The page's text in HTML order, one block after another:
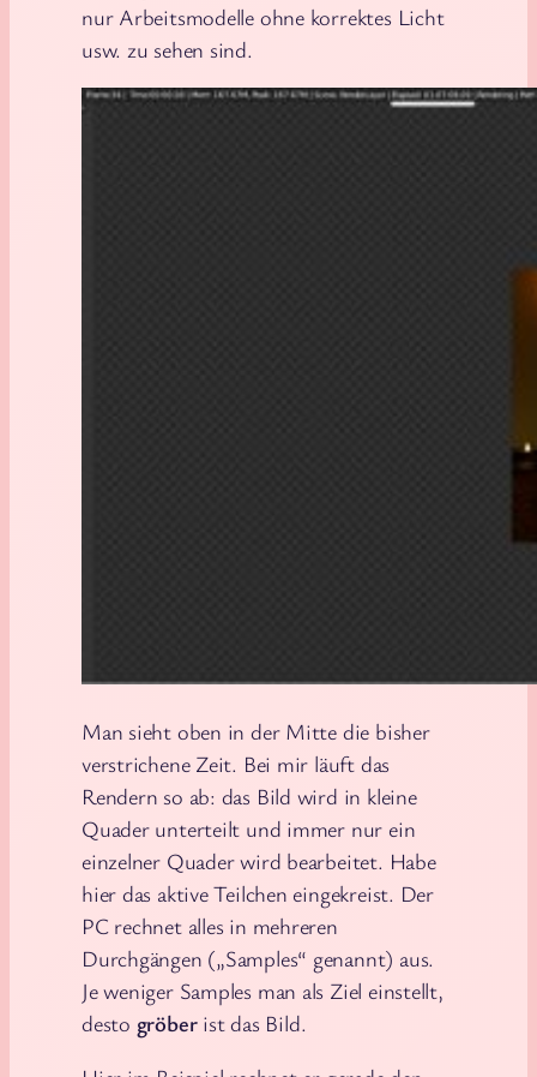
nur Arbeitsmodelle ohne korrektes Licht
usw. zu sehen sind.
Man sieht oben in der Mitte die bisher
verstrichene Zeit. Bei mir läuft das
Rendern so ab: das Bild wird in kleine
Quader unterteilt und immer nur ein
einzelner Quader wird bearbeitet. Habe
hier das aktive Teilchen eingekreist. Der
PC rechnet alles in mehreren
Durchgängen („Samples“ genannt) aus.
Je weniger Samples man als Ziel einstellt,
desto gröberist das Bild.